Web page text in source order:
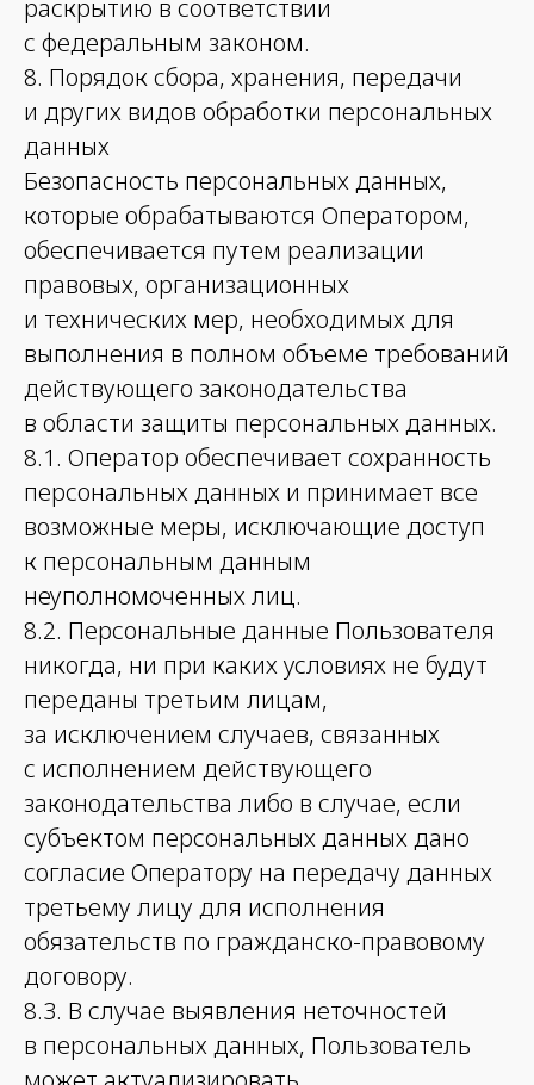
раскрытию в соответствии
с федеральным законом.
8. Порядок сбора, хранения, передачи
и других видов обработки персональных
данных
Безопасность персональных данных,
которые обрабатываются Оператором,
обеспечивается путем реализации
правовых, организационных
и технических мер, необходимых для
выполнения в полном объеме требований
действующего законодательства
в области защиты персональных данных.
8.1. Оператор обеспечивает сохранность
персональных данных и принимает все
возможные меры, исключающие доступ
к персональным данным
неуполномоченных лиц.
8.2. Персональные данные Пользователя
никогда, ни при каких условиях не будут
переданы третьим лицам,
за исключением случаев, связанных
с исполнением действующего
законодательства либо в случае, если
субъектом персональных данных дано
согласие Оператору на передачу данных
третьему лицу для исполнения
обязательств по гражданско-правовому
договору.
8.3. В случае выявления неточностей
в персональных данных, Пользователь